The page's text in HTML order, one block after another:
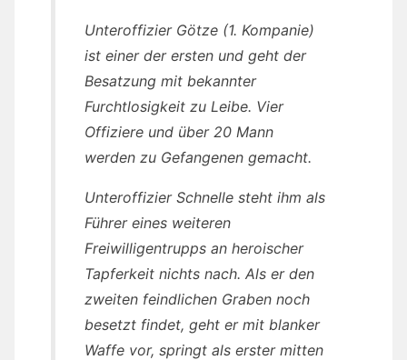
Unteroffizier Götze (1. Kompanie)
ist einer der ersten und geht der
Besatzung mit bekannter
Furchtlosigkeit zu Leibe. Vier
Offiziere und über 20 Mann
werden zu Gefangenen gemacht.
Unteroffizier Schnelle steht ihm als
Führer eines weiteren
Freiwilligentrupps an heroischer
Tapferkeit nichts nach. Als er den
zweiten feindlichen Graben noch
besetzt findet, geht er mit blanker
Waffe vor, springt als erster mitten